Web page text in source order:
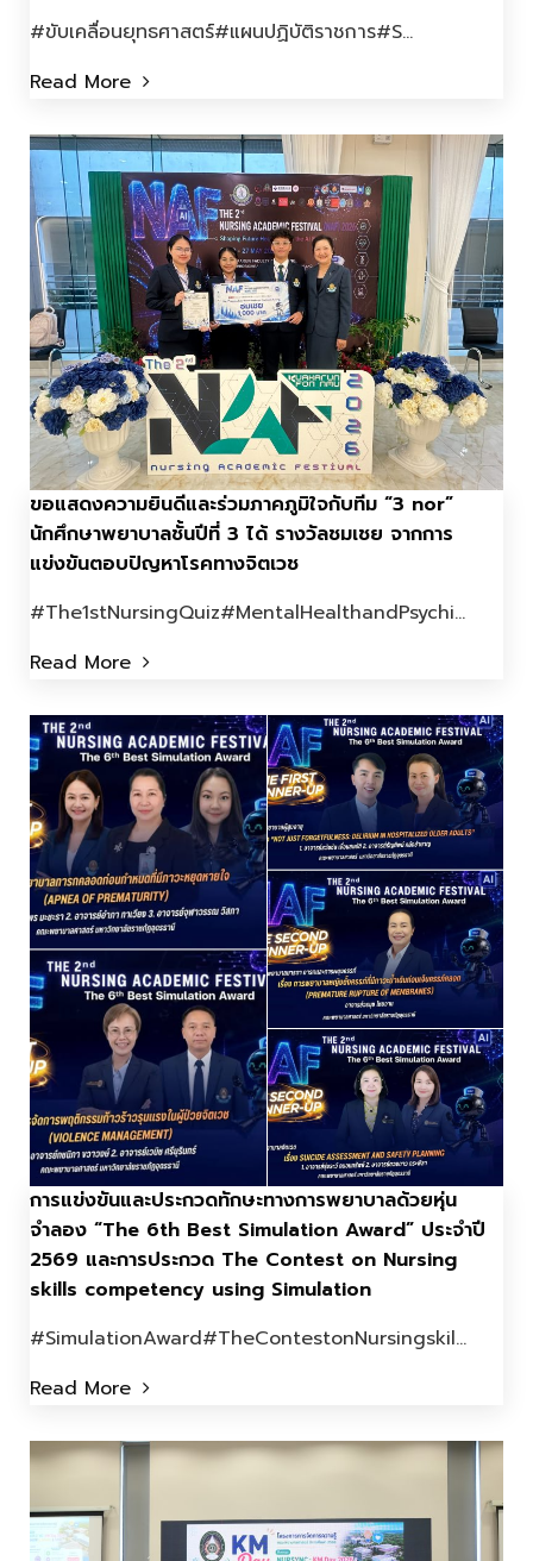
#ขับเคลื่อนยุทธศาสตร์#แผนปฏิบัติราชการ#S...
Read More
ขอแสดงความยินดีและร่วมภาคภูมิใจกับทีม “3 nor”
นักศึกษาพยาบาลชั้นปีที่ 3 ได้ รางวัลชมเชย จากการ
แข่งขันตอบปัญหาโรคทางจิตเวช
#The1stNursingQuiz#MentalHealthandPsychi...
Read More
การแข่งขันและประกวดทักษะทางการพยาบาลด้วยหุ่น
จำลอง “The 6th Best Simulation Award” ประจำปี
2569 และการประกวด The Contest on Nursing
skills competency using Simulation
#SimulationAward#TheContestonNursingskil...
Read More